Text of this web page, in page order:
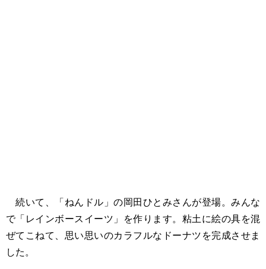
続いて、「ねんドル」の岡田ひとみさんが登場。みんな
で「レインボースイーツ」を作ります。粘土に絵の具を混
ぜてこねて、思い思いのカラフルなドーナツを完成させま
した。